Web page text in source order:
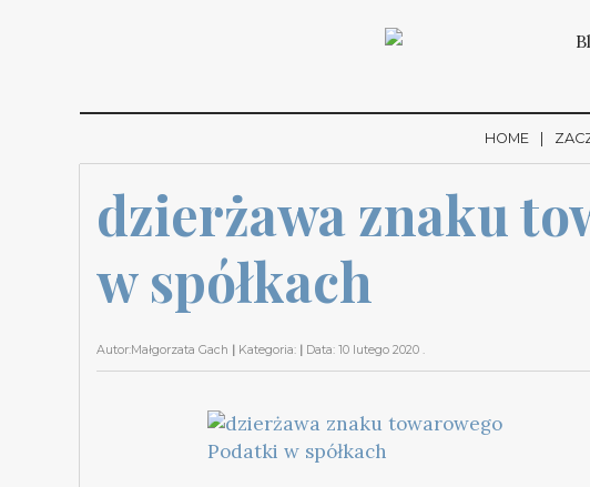
HOME
dzierżawa znaku
w spółkach
Autor:Małgorzata Gach | Kategoria: | Data: 10 lutego 2020 .